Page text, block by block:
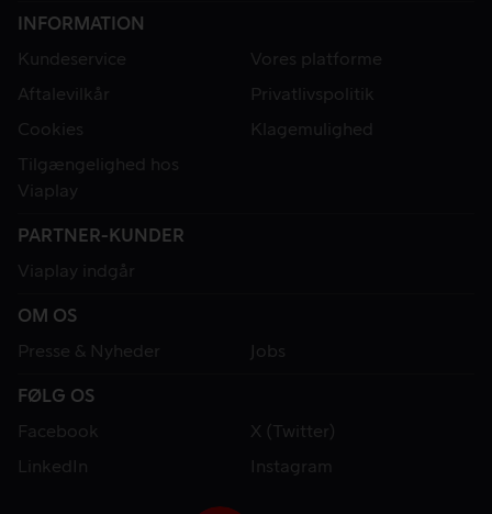
INFORMATION
Kundeservice
Vores platforme
Aftalevilkår
Privatlivspolitik
Cookies
Klagemulighed
Tilgængelighed hos
Viaplay
PARTNER-KUNDER
Viaplay indgår
OM OS
Presse & Nyheder
Jobs
FØLG OS
Facebook
X (Twitter)
LinkedIn
Instagram